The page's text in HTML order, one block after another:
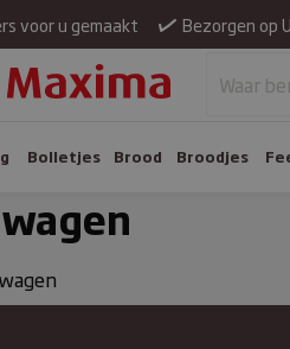
voor u gemaakt Bezorgen op
Bolletjes Brood Broodjes